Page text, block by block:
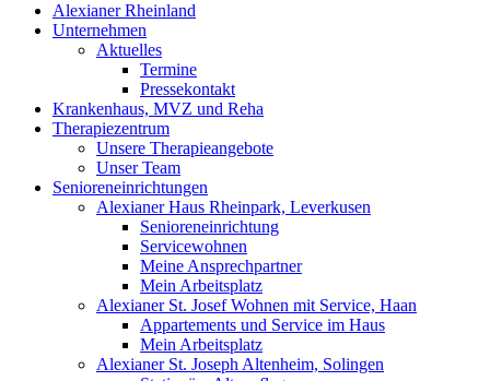
Alexianer Rheinland
Unternehmen
Aktuelles
Termine
Pressekontakt
Krankenhaus, MVZ und Reha
Therapiezentrum
Unsere Therapieangebote
Unser Team
Senioreneinrichtungen
Alexianer Haus Rheinpark, Leverkusen
Senioreneinrichtung
Servicewohnen
Meine Ansprechpartner
Mein Arbeitsplatz
Alexianer St. Josef Wohnen mit Service, Haan
Appartements und Service im Haus
Mein Arbeitsplatz
Alexianer St. Joseph Altenheim, Solingen